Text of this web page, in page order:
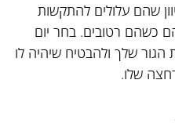
שהם עלולים להתקשות
כשהם רטובים. בחר יום
שלך ולהבטיח שיהיה לו
שלו.